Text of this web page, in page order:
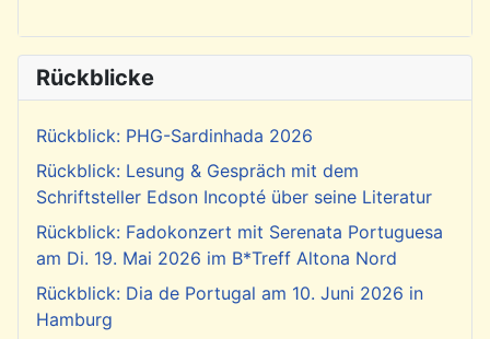
Rückblicke
Rückblick: PHG-Sardinhada 2026
Rückblick: Lesung & Gespräch mit dem
Schriftsteller Edson Incopté über seine Literatur
Rückblick: Fadokonzert mit Serenata Portuguesa
am Di. 19. Mai 2026 im B*Treff Altona Nord
Rückblick: Dia de Portugal am 10. Juni 2026 in
Hamburg